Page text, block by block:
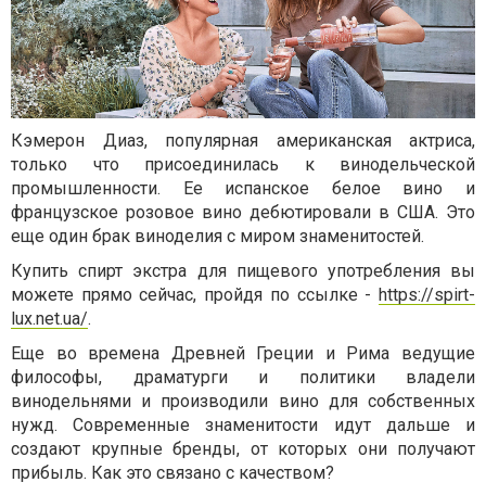
Кэмерон Диаз, популярная американская актриса,
только что присоединилась к винодельческой
промышленности. Ее испанское белое вино и
французское розовое вино дебютировали в США. Это
еще один брак виноделия с миром знаменитостей.
Купить спирт экстра для пищевого употребления вы
можете прямо сейчас, пройдя по ссылке -https://spirt-
lux.net.ua/.
Еще во времена Древней Греции и Рима ведущие
философы, драматурги и политики владели
винодельнями и производили вино для собственных
нужд. Современные знаменитости идут дальше и
создают крупные бренды, от которых они получают
прибыль. Как это связано с качеством?